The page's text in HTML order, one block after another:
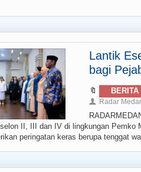
Lantik
bagi
🔖 BERITA
👤 Radar
II, III dan IV di lingkungan Pemko
peringatan keras berupa tenggat